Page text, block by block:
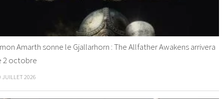
Amarth sonne le Gjallarhorn : The Allfather Awakens arrivera
2 octobre
JUILLET 2026